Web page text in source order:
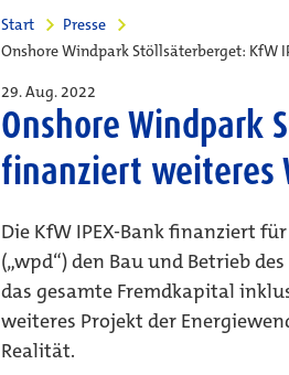
Start
Presse
Onshore Windpark Stöllsäterberget: KfW
29. Aug. 2022
Onshore Windpark
finanziert weiteres
Die KfW IPEX-Bank finanziert
(„wpd“) den Bau und Betrieb
das gesamte Fremdkapital
weiteres Projekt der
Realität.